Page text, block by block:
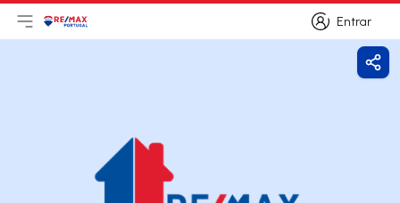
Entrar
Entrar
Abri menu principal
LogoIr para página inicial